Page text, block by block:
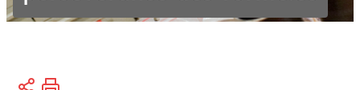
Vous
Accueil